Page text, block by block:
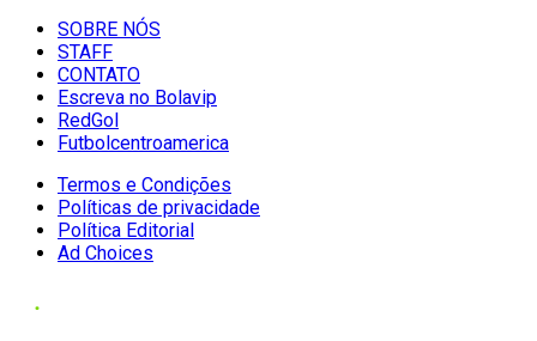
SOBRE NÓS
STAFF
CONTATO
Escreva no Bolavip
RedGol
Futbolcentroamerica
Termos e Condições
Políticas de privacidade
Política Editorial
Ad Choices